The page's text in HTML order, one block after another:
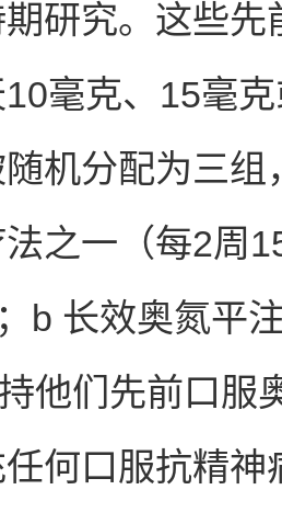
研究。这些
毫克、15毫
机分配为三
之一（每2周
b 长效奥氮平
他们先前口服
何口服抗精神